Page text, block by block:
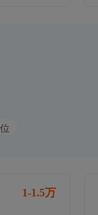
1-1.5万